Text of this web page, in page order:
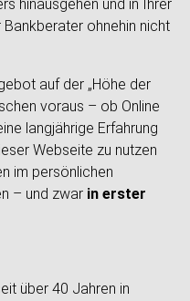
hinausgehen und in Ihrer
ohnehin nicht
auf der „Höhe der
voraus – ob Online
langjährige Erfahrung
Webseite zu nutzen
im persönlichen
– und zwar in erster
über 40 Jahren in